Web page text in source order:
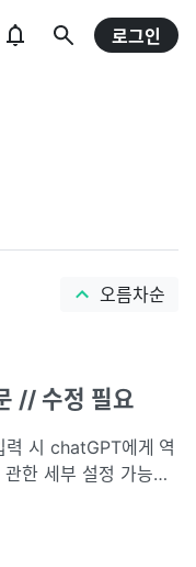
로그인
오름차순
// 수정 필요
시 chatGPT에게 역
한 세부 설정 가능
들어주는 툴